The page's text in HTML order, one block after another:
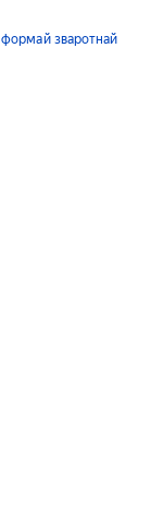
формай зваротнай